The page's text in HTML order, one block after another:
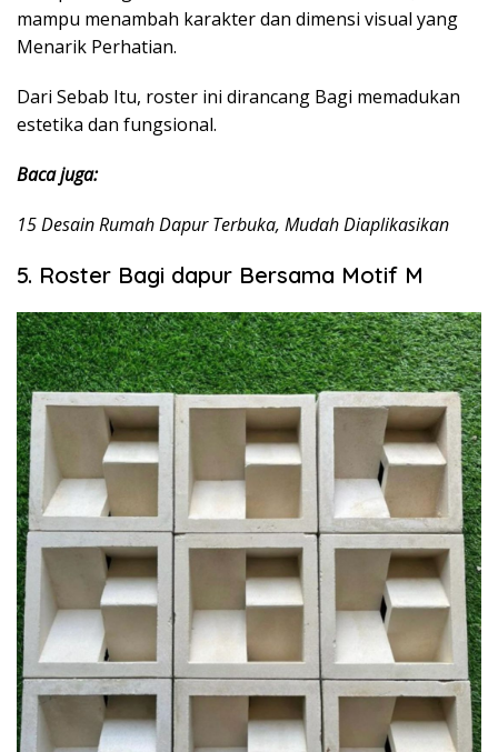
mampu menambah karakter dan dimensi visual yang
Menarik Perhatian.
Dari Sebab Itu, roster ini dirancang Bagi memadukan
estetika dan fungsional.
Baca juga:
15 Desain Rumah Dapur Terbuka, Mudah Diaplikasikan
5. Roster Bagi dapur Bersama Motif M